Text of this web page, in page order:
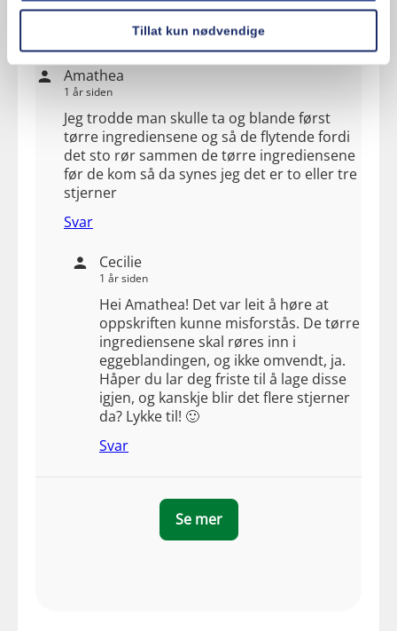
Tillat kun nødvendige
Svar
Amathea
1 år siden
Jeg trodde man skulle ta og blande først
tørre ingrediensene og så de flytende fordi
det sto rør sammen de tørre ingrediensene
før de kom så da synes jeg det er to eller tre
stjerner
Svar
Cecilie
1 år siden
Hei Amathea! Det var leit å høre at
oppskriften kunne misforstås. De tørre
ingrediensene skal røres inn i
eggeblandingen, og ikke omvendt, ja.
Håper du lar deg friste til å lage disse
igjen, og kanskje blir det flere stjerner
da? Lykke til! 🙂
Svar
Se mer